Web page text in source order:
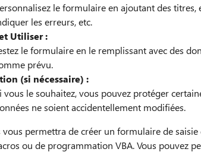
le formulaire en ajoutant des
les erreurs, etc.
Utiliser :
le formulaire en le remplissant avec des
prévu.
(si nécessaire) :
vous le souhaitez, vous pouvez protéger
ne soient accidentellement modifiées.
vous permettra de créer un formulaire de
ou de programmation VBA. Vous pouvez